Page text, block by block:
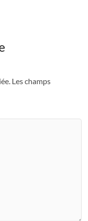
Les champs